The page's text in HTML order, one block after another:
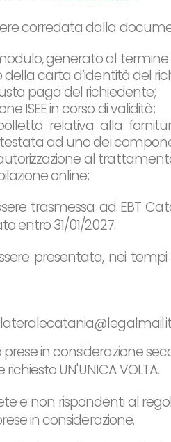
corredata dalla
generato al
carta d’identità del
paga del richiedente;
ISEE in corso di validità;
relativa alla
ad uno dei
al
online;
trasmessa ad EBT
entro 31/01/2027.
presentata, nei
in considerazione
UN'UNICA VOLTA.
e non rispondenti al
in considerazione.